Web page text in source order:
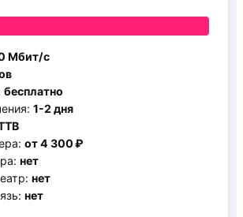
Мбит/с
бесплатно
1-2 дня
от 4 300 ₽
нет
нет
нет